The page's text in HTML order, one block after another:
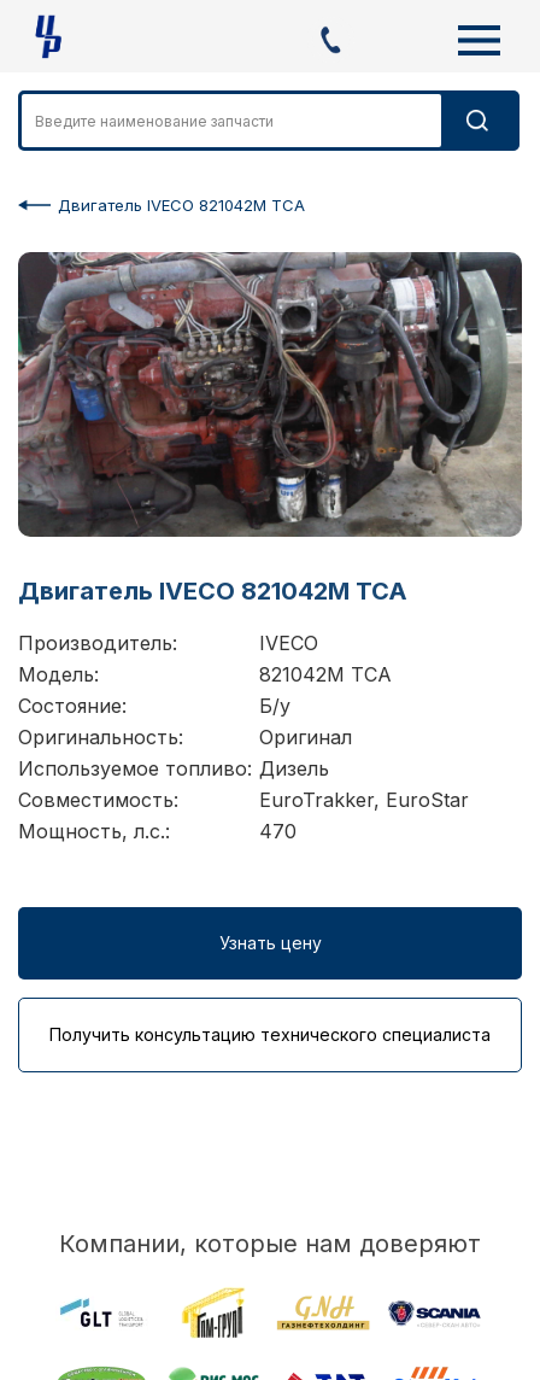
Двигатель IVECO 821042M TCA
Двигатель IVECO 821042M TCA
Производитель:
IVECO
Модель:
821042M TCA
Состояние:
Б/у
Оригинальность:
Оригинал
Используемое топливо: Дизель
Совместимость:
EuroTrakker, EuroStar
Мощность, л.с.:
470
Узнать цену
Получить консультацию технического специалиста
Компании, которые нам доверяют